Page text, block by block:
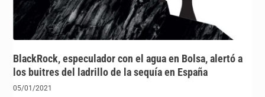
BlackRock, especulador con el agua en Bolsa, alertó a
los buitres del ladrillo de la sequía en España
05/01/2021